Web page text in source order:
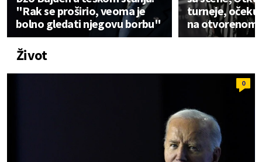
"Rak se proširio, veoma je
bolno gledati njegovu borbu"
turneje,
na otvorenom
Život
0